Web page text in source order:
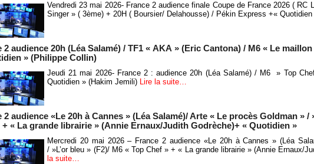
Vendredi 23 mai 2026- France 2 audience finale Coupe de France 2026 ( RC
Singer » ( 3ème) + 20H ( Boursier/ Delahousse) / Pékin Express +«
2 audience 20h (Léa Salamé) / TF1 « AKA » (Eric Cantona) / M6 « Le
» (Philippe Collin)
Jeudi 21 mai 2026- France 2 : audience 20h (Léa Salamé) / M6 » Top
Quotidien » (Hakim Jemili) Lire la suite…
2 audience «Le 20h à Cannes » (Léa Salamé)/ Arte « Le procès Goldman » /
+ « La grande librairie » (Annie Ernaux/Judith Godrèche)+ « Quotidien »
Mercredi 20 mai 2026 – France 2 audience «Le 20h à Cannes » (Léa
/ »L’or bleu » (F2)/ M6 « Top Chef » + « La grande librairie » (Annie Ernaux/
la suite…